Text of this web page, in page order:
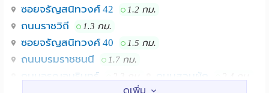
ซอยจรัญสนิทวงศ์ 42 1.2 กม.
ถนนราชวิถี 1.3 กม.
ซอยจรัญสนิทวงศ์ 40 1.5 กม.
ถนนบรมราชชนนี 1.7 กม.
ถนนอรุณอมรินทร์ ถนนสวนผัก